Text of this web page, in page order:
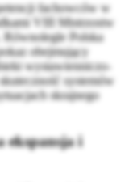
fachowców w
VIII Mistrzostw
Polska
obejmujący
wystawienniczo-
systemów
skrajnego
ekspansja i